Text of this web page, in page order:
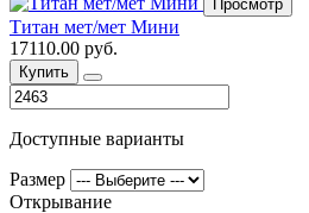
Просмотр
Титан мет/мет Мини
17110.00 руб.
Купить
Доступные варианты
Размер
Открывание